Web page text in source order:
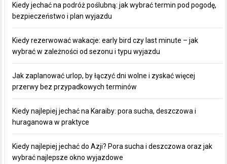
Kiedy jechać na podróż poślubną: jak wybrać termin pod pogodę,
bezpieczeństwo i plan wyjazdu
Kiedy rezerwować wakacje: early bird czy last minute – jak
wybrać w zależności od sezonu i typu wyjazdu
Jak zaplanować urlop, by łączyć dni wolne i zyskać więcej
przerwy bez przypadkowych terminów
Kiedy najlepiej jechać na Karaiby: pora sucha, deszczowa i
huraganowa w praktyce
Kiedy najlepiej jechać do Azji? Pora sucha i deszczowa oraz jak
wybrać najlepsze okno wyjazdowe